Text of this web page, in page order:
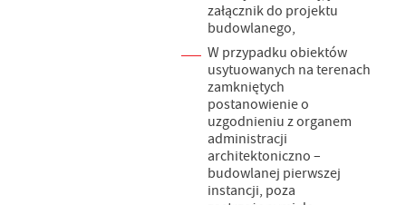
załącznik do projektu
budowlanego,
W przypadku obiektów
usytuowanych na terenach
zamkniętych
postanowienie o
uzgodnieniu z organem
administracji
architektoniczno –
budowlanej pierwszej
instancji, poza